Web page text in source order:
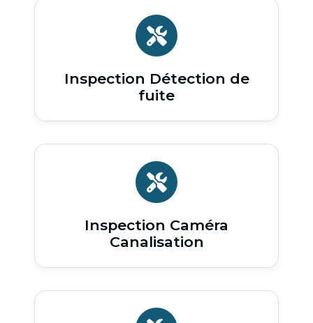
Inspection Détection de
fuite
Inspection Caméra
Canalisation